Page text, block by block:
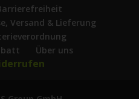
Versand & Lieferung
Über uns